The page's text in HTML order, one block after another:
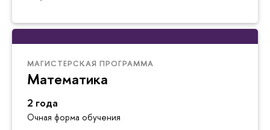
МАГИСТЕРСКАЯ ПРОГРАММА
Математика
2 года
Очная форма обучения